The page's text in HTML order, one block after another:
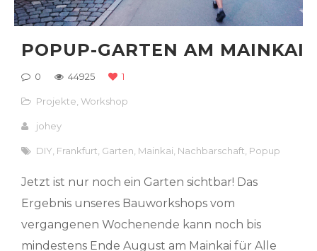
POPUP-GARTEN AM MAINKAI
0 44925 1
Projekte ,Workshop
johey
DIY Frankfurt Garten Mainkai Nachbarschaft Popup
Jetzt ist nur noch ein Garten sichtbar! Das
Ergebnis unseres Bauworkshops vom
vergangenen Wochenende kann noch bis
mindestens Ende August am Mainkai für Alle